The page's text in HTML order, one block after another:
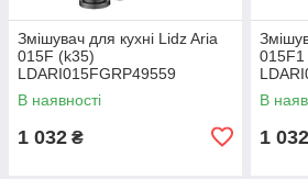
Змішувач для кухні Lidz Aria
015F (k35)
LDARI015FGRP49559
Graphite
В наявності
1 032 ₴
015F1
В
1 032